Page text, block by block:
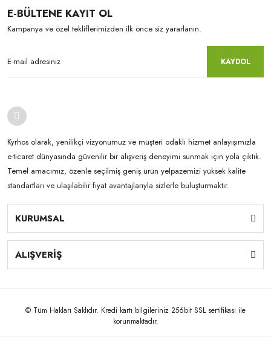
E-BÜLTENE KAYIT OL
Kampanya ve özel tekliflerimizden ilk önce siz yararlanın.
KAYDOL
Kyrhos olarak, yenilikçi vizyonumuz ve müşteri odaklı hizmet anlayışımızla
e-ticaret dünyasında güvenilir bir alışveriş deneyimi sunmak için yola çıktık.
Temel amacımız, özenle seçilmiş geniş ürün yelpazemizi yüksek kalite
standartları ve ulaşılabilir fiyat avantajlarıyla sizlerle buluşturmaktır.
KURUMSAL
ALIŞVERİŞ
© Tüm Hakları Saklıdır. Kredi kartı bilgileriniz 256bit SSL sertifikası ile
korunmaktadır.